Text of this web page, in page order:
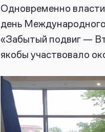
Одновременно
день
«Забытый подвиг —
якобы участвовало